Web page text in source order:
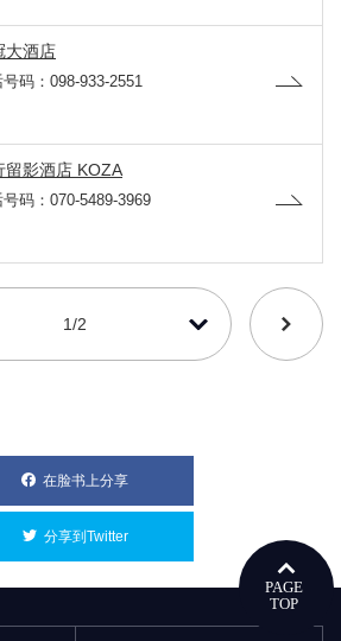
大酒店
号码：098-933-2551
留影酒店 KOZA
号码：070-5489-3969
に選択された番号のページへリンクします
1/2
在脸书上分享
分享到Twitter別ウィンドウで開きます